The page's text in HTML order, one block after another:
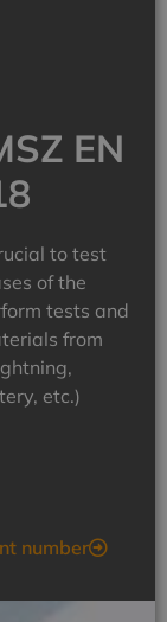
EN
to test
of the
tests and
from
etc.)
number